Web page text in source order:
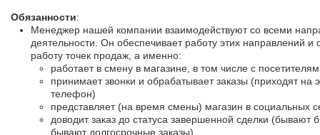
Обязанности:
Менеджер нашей компании взаимодействуют со всеми
деятельности. Он обеспечивает работу этих направлений и
работу точек продаж, а именно:
работает в смену в магазине, в том числе с
принимает звонки и обрабатывает заказы (приходят на
телефон)
представляет (на время смены) магазин в социальных
доводит заказ до статуса завершенной сделки (бывают
бывают долгосрочные заказы)